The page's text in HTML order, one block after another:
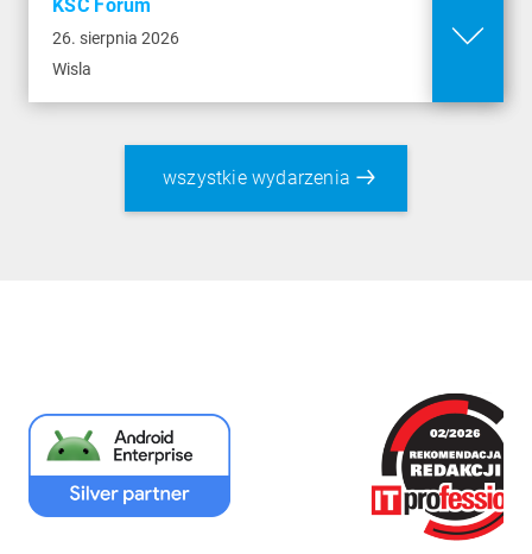
KSC Forum
26. sierpnia 2026
Wisla
wszystkie wydarzenia